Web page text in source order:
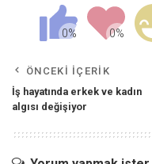
ÖNCEKI İÇERIK
İş hayatında erkek ve kadın
algısı değişiyor